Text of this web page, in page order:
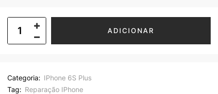
ADICIONAR
Categoria: IPhone 6S Plus
Tag: Reparação IPhone